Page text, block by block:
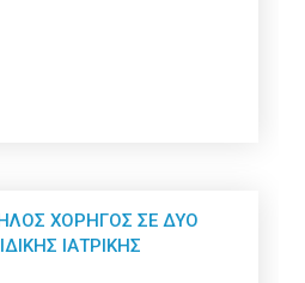
ΧΟΡΗΓΟΣ ΣΕ ΔΥΟ
ΙΑΤΡΙΚΗΣ